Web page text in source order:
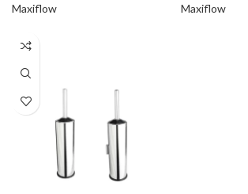
Maxiflow
Maxiflow